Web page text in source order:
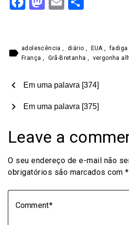
label adolescência diário EUA fadiga
França
Grã-Bretanha vergonha
chevron_left Em uma palavra [374]
Em uma palavra [375]
chevron_right
Leave a
O seu endereço de e-mail não
obrigatórios são marcados com *
Comment